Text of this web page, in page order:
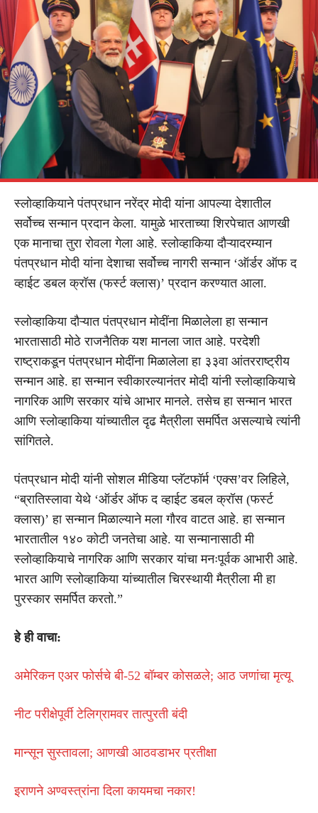
स्लोव्हाकियाने पंतप्रधान नरेंद्र मोदी यांना आपल्या देशातील
सर्वोच्च सन्मान प्रदान केला. यामुळे भारताच्या शिरपेचात आणखी
एक मानाचा तुरा रोवला गेला आहे. स्लोव्हाकिया दौऱ्यादरम्यान
पंतप्रधान मोदी यांना देशाचा सर्वोच्च नागरी सन्मान ‘ऑर्डर ऑफ द
व्हाईट डबल क्रॉस (फर्स्ट क्लास)’ प्रदान करण्यात आला.
स्लोव्हाकिया दौऱ्यात पंतप्रधान मोदींना मिळालेला हा सन्मान
भारतासाठी मोठे राजनैतिक यश मानला जात आहे. परदेशी
राष्ट्राकडून पंतप्रधान मोदींना मिळालेला हा ३३वा आंतरराष्ट्रीय
सन्मान आहे. हा सन्मान स्वीकारल्यानंतर मोदी यांनी स्लोव्हाकियाचे
नागरिक आणि सरकार यांचे आभार मानले. तसेच हा सन्मान भारत
आणि स्लोव्हाकिया यांच्यातील दृढ मैत्रीला समर्पित असल्याचे त्यांनी
सांगितले.
पंतप्रधान मोदी यांनी सोशल मीडिया प्लॅटफॉर्म ‘एक्स’वर लिहिले,
“ब्रातिस्लावा येथे ‘ऑर्डर ऑफ द व्हाईट डबल क्रॉस (फर्स्ट
क्लास)’ हा सन्मान मिळाल्याने मला गौरव वाटत आहे. हा सन्मान
भारतातील १४० कोटी जनतेचा आहे. या सन्मानासाठी मी
स्लोव्हाकियाचे नागरिक आणि सरकार यांचा मनःपूर्वक आभारी आहे.
भारत आणि स्लोव्हाकिया यांच्यातील चिरस्थायी मैत्रीला मी हा
पुरस्कार समर्पित करतो.”
हे ही वाचा:
अमेरिकन एअर फोर्सचे बी-52 बॉम्बर कोसळले; आठ जणांचा मृत्यू
नीट परीक्षेपूर्वी टेलिग्रामवर तात्पुरती बंदी
मान्सून सुस्तावला; आणखी आठवडाभर प्रतीक्षा
इराणने अण्वस्त्रांना दिला कायमचा नकार!